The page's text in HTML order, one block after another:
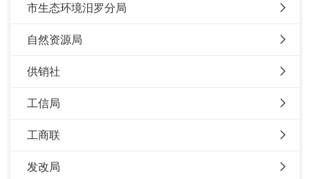
市生态环境汨罗分局
自然资源局
供销社
工信局
工商联
发改局